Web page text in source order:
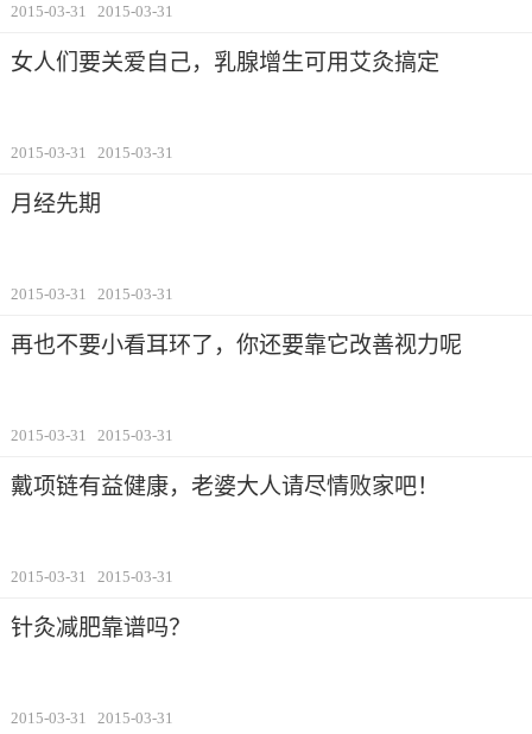
2015-03-31 2015-03-31
女人们要关爱自己，乳腺增生可用艾灸搞定
2015-03-31 2015-03-31
月经先期
2015-03-31 2015-03-31
再也不要小看耳环了，你还要靠它改善视力呢
2015-03-31 2015-03-31
戴项链有益健康，老婆大人请尽情败家吧！
2015-03-31 2015-03-31
针灸减肥靠谱吗？
2015-03-31 2015-03-31